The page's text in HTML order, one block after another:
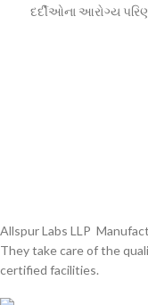
દર્દીઓના આરોગ્ય
Allspur Labs LLP
They take care of the
certified facilities.